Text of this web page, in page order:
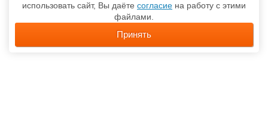
использовать сайт, Вы даёте согласие на работу с этими
файлами.
Принять